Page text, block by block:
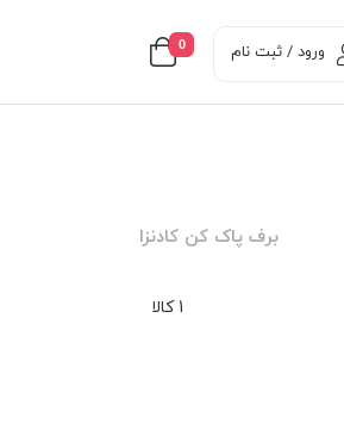
0 ورود / ثبت نام
برف پاک کن کادنزا
1 کالا